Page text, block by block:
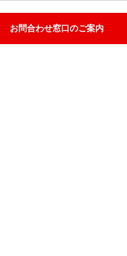
お問合わせ窓口のご案内